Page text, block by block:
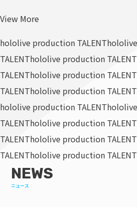
View More
hololive production TALENT
TALENThololive production TALENT
TALENThololive production TALENT
TALENThololive production TALENT
hololive production TALENT
TALENThololive production TALENT
TALENThololive production TALENT
TALENThololive production TALENT
NEWS
ニュース